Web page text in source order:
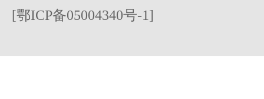
[鄂ICP备05004340号-1]